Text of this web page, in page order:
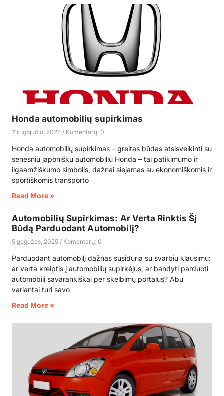
Honda automobilių supirkimas
2 rugpjūčio, 2025 Komentarų: 0
Honda automobilių supirkimas – greitas būdas atsisveikinti su
senesniu japonišku automobiliu Honda – tai patikimumo ir
ilgaamžiškumo simbolis, dažnai siejamas su ekonomiškomis ir
sportiškomis transporto
Read More »
Automobilių Supirkimas: Ar Verta Rinktis Šį
Būdą Parduodant Automobilį?
5 gegužės, 2025 Komentarų: 0
Parduodant automobilį dažnas susiduria su svarbiu klausimu:
ar verta kreiptis į automobilių supirkėjus, ar bandyti parduoti
automobilį savarankiškai per skelbimų portalus? Abu
variantai turi savo
Read More »